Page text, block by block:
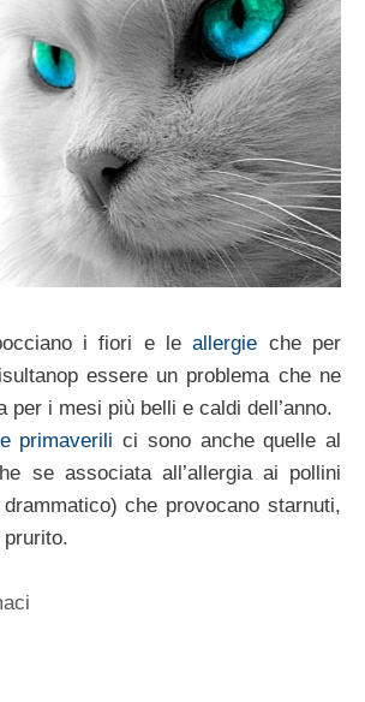
i fiori e leallergie che per
essere un problema che ne
per i mesi più belli e caldi dell’anno.
primaverili ci sono anche quelle al
se associata all’allergia ai pollini
che provocano starnuti,